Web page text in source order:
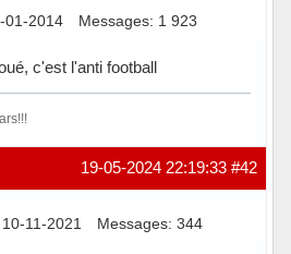
01-2014 Messages: 1 923
c'est l'anti football
#42
19-05-2024 22:19:33
11-2021 Messages: 344